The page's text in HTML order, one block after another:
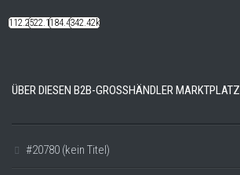
112.22k522.14k184.48k342.42k
ÜBER DIESEN B2B-GROSSHÄNDLER MARKTPLATZ
#20780 (kein Titel)